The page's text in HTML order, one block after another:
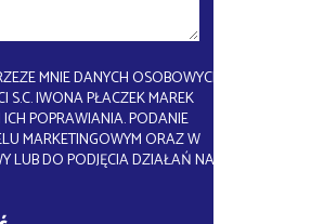
MNIE DANYCH OSOBOWYCH.
S.C. IWONA PŁACZEK MAREK
POPRAWIANIA. PODANIE
MARKETINGOWYM ORAZ W
LUB DO PODJĘCIA DZIAŁAŃ NA